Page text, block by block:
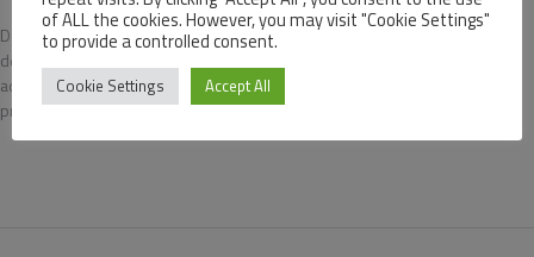
Demande de
désignation d'un
administrateur
provisoire
of ALL the cookies. However, you may visit "Cookie Settings"
to provide a controlled consent.
Cookie Settings Accept All